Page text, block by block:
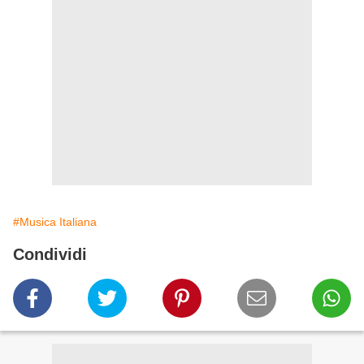
#Musica Italiana
Condividi